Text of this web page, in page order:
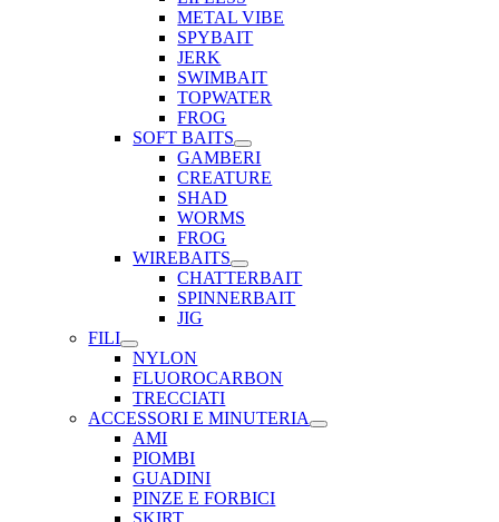
METAL VIBE
SPYBAIT
JERK
SWIMBAIT
TOPWATER
FROG
SOFT BAITS
GAMBERI
CREATURE
SHAD
WORMS
FROG
WIREBAITS
CHATTERBAIT
SPINNERBAIT
JIG
FILI
NYLON
FLUOROCARBON
TRECCIATI
ACCESSORI E MINUTERIA
AMI
PIOMBI
GUADINI
PINZE E FORBICI
SKIRT